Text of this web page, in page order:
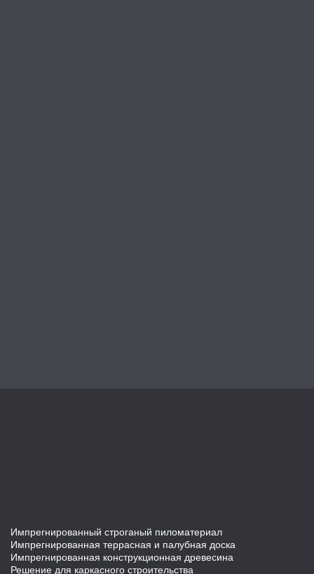
Импрегнированный строганый пиломатериал
Импрегнированная террасная и палубная доска
Импрегнированная конструкционная древесина
Решение для каркасного строительства